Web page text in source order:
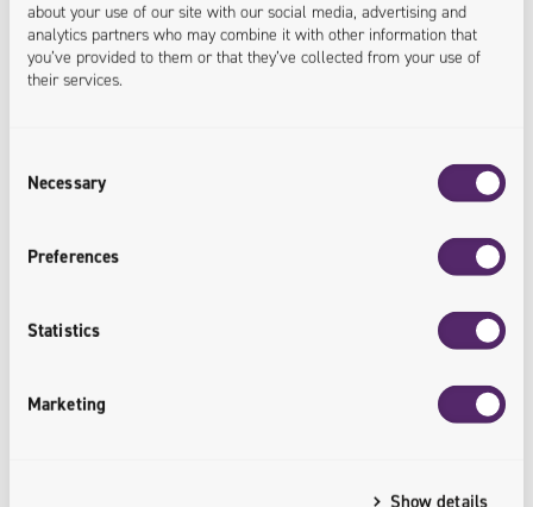
about your use of our site with our social media, advertising and
analytics partners who may combine it with other information that
you’ve provided to them or that they’ve collected from your use of
their services.
Selection
Necessary
Preferences
Statistics
Marketing
Show details
Univio sp. z o.o.×Magento 2
110+
Magento Developerów na pokładzie